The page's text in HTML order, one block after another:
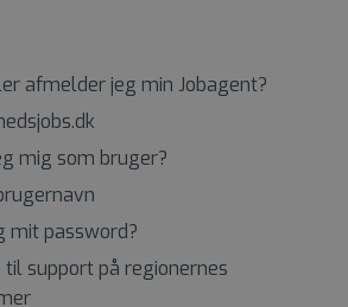
afmelder jeg min Jobagent?
mig som bruger?
mit password?
support på regionernes